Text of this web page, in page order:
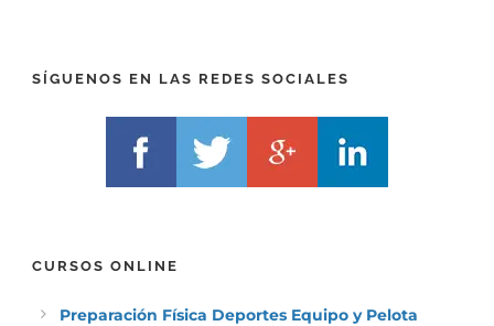
SÍGUENOS EN LAS REDES SOCIALES
CURSOS ONLINE
Preparación Física Deportes Equipo y Pelota